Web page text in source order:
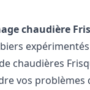
chaudière
chaudières
vos problèmes